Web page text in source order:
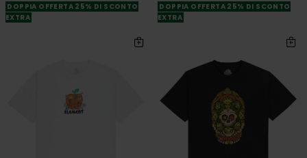
DOPPIA OFFERTA 25% DI SCONTO
EXTRA
DOPPIA OFFERTA 25% DI SCONTO
EXTRA